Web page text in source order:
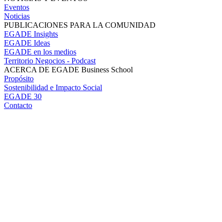
Eventos
Noticias
PUBLICACIONES PARA LA COMUNIDAD
EGADE Insights
EGADE Ideas
EGADE en los medios
Territorio Negocios - Podcast
ACERCA DE EGADE Business School
Propósito
Sostenibilidad e Impacto Social
EGADE 30
Contacto